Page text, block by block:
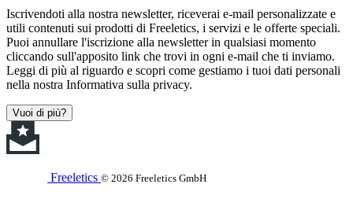
Iscrivendoti alla nostra newsletter, riceverai e-mail personalizzate e
utili contenuti sui prodotti di Freeletics, i servizi e le offerte speciali.
Puoi annullare l'iscrizione alla newsletter in qualsiasi momento
cliccando sull'apposito link che trovi in ogni e-mail che ti inviamo.
Leggi di più al riguardo e scopri come gestiamo i tuoi dati personali
nella nostra Informativa sulla privacy.
Vuoi di più?
Freeletics © 2026 Freeletics GmbH